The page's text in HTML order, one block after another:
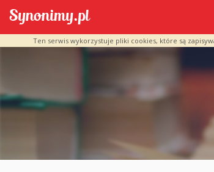
Ten serwis wykorzystuje pliki cookies, które są